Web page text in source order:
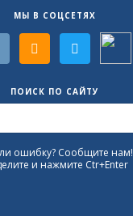
МЫ В СОЦСЕТЯХ
ПОИСК ПО САЙТУ
ошибку? Сообщите нам!
и нажмите Ctr+Enter